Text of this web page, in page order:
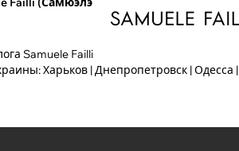
Samuele Failli
Харьков | Днепропетровск | Одесса |